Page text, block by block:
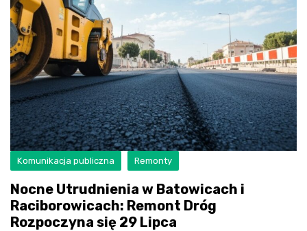
Komunikacja publiczna Remonty
Nocne Utrudnienia w Batowicach i
Raciborowicach: Remont Dróg
Rozpoczyna się 29 Lipca